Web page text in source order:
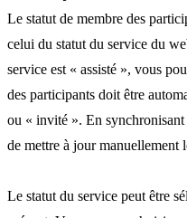
Le statut de membre des
celui du statut du service du
service est « assisté », vous
des participants doit être
ou « invité ». En synchronisant
de mettre à jour manuellement
Le statut du service peut être